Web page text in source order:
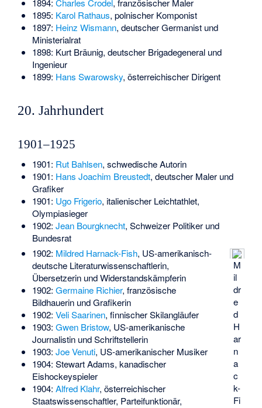
1894: Charles Crodel, französischer Maler
1895: Karol Rathaus, polnischer Komponist
1897: Heinz Wismann, deutscher Germanist und
Ministerialrat
1898: Kurt Bräunig, deutscher Brigadegeneral und
Ingenieur
1899: Hans Swarowsky, österreichischer Dirigent
20. Jahrhundert
1901–1925
1901: Rut Bahlsen, schwedische Autorin
1901: Hans Joachim Breustedt, deutscher Maler und
Grafiker
1901: Ugo Frigerio, italienischer Leichtathlet,
Olympiasieger
1902: Jean Bourgknecht, Schweizer Politiker und
Bundesrat
M
il
dr
e
d
H
ar
n
a
c
k-
Fi
1902: Mildred Harnack-Fish, US-amerikanisch-
deutsche Literaturwissenschaftlerin,
Übersetzerin und Widerstandskämpferin
1902: Germaine Richier, französische
Bildhauerin und Grafikerin
1902: Veli Saarinen, finnischer Skilangläufer
1903: Gwen Bristow, US-amerikanische
Journalistin und Schriftstellerin
1903: Joe Venuti, US-amerikanischer Musiker
1904: Stewart Adams, kanadischer
Eishockeyspieler
1904: Alfred Klahr, österreichischer
Staatswissenschaftler, Parteifunktionär,